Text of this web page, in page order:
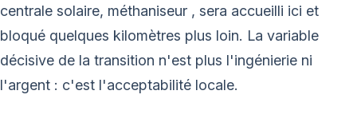
centrale solaire, méthaniseur , sera accueilli ici et
bloqué quelques kilomètres plus loin. La variable
décisive de la transition n'est plus l'ingénierie ni
l'argent : c'est l'acceptabilité locale.